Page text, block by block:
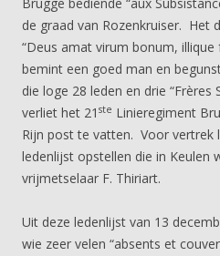
de graad van Rozenkruiser. Het
“Deus amat virum bonum, illique
bemint een goed man en
die loge 28 leden en drie
verliet het 21 ste Linieregiment
Rijn post te vatten. Voor vertrek
ledenlijst opstellen die in Keulen
vrijmetselaar F. Thiriart.
Uit deze ledenlijst van 13
wie zeer velen “absents et